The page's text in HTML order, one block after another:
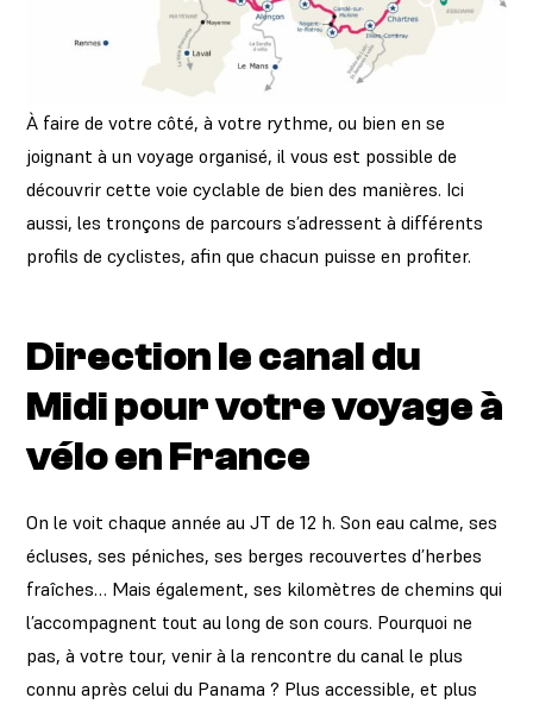
À faire de votre côté, à votre rythme, ou bien en se
joignant à un voyage organisé, il vous est possible de
découvrir cette voie cyclable de bien des manières. Ici
aussi, les tronçons de parcours s’adressent à différents
profils de cyclistes, afin que chacun puisse en profiter.
Direction le canal du
Midi pour votre voyage à
vélo en France
On le voit chaque année au JT de 12 h. Son eau calme, ses
écluses, ses péniches, ses berges recouvertes d’herbes
fraîches… Mais également, ses kilomètres de chemins qui
l’accompagnent tout au long de son cours. Pourquoi ne
pas, à votre tour, venir à la rencontre du canal le plus
connu après celui du Panama ? Plus accessible, et plus